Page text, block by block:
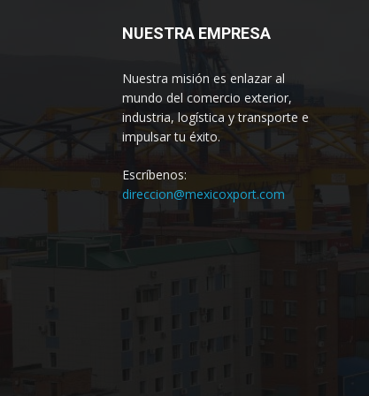
NUESTRA EMPRESA
Nuestra misión es enlazar al
mundo del comercio exterior,
industria, logística y transporte e
impulsar tu éxito.
Escríbenos:
direccion@mexicoxport.com